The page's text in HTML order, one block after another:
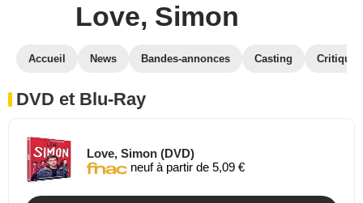
Love, Simon
Accueil News Bandes-annonces Casting
DVD et Blu-Ray
Love, Simon (DVD)
neuf à partir de 5,09 €